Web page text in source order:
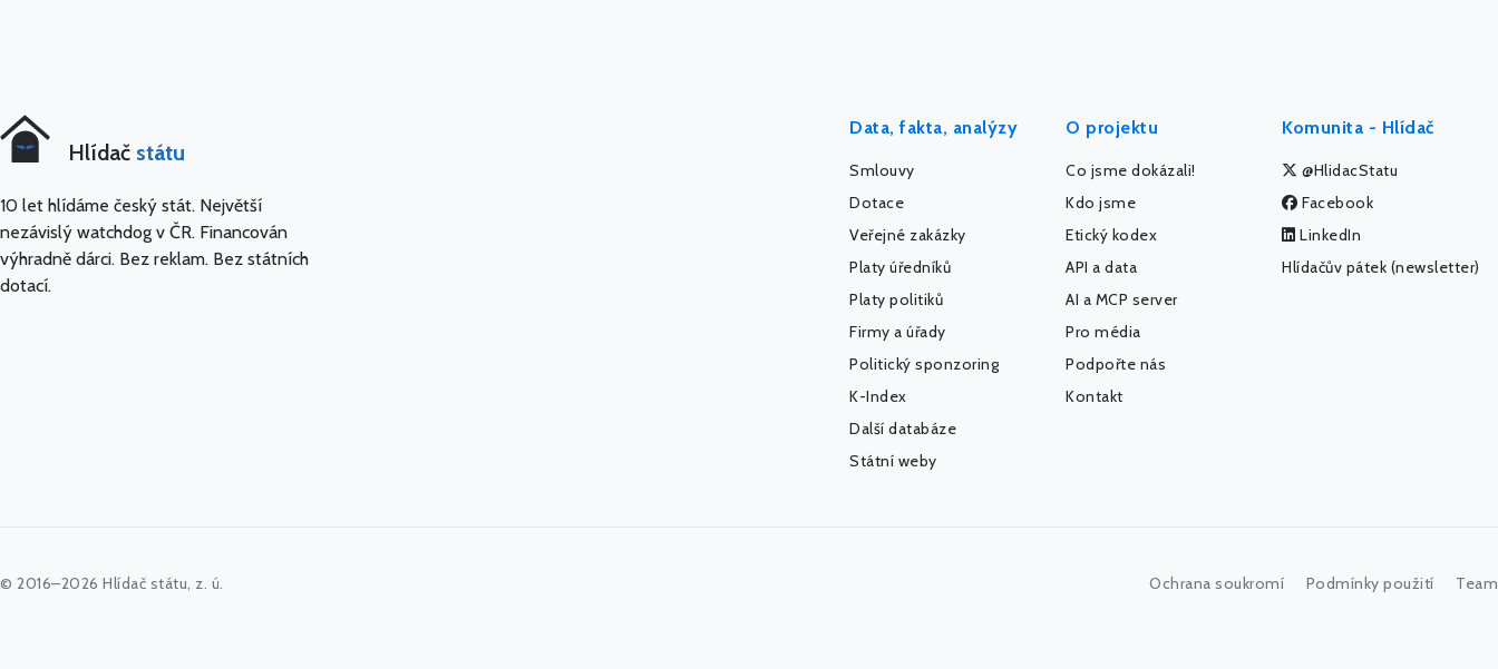
Hlídač státu
10 let hlídáme český stát. Největší
nezávislý watchdog v ČR. Financován
výhradně dárci. Bez reklam. Bez státních
dotací.
Data, fakta, analýzy
Smlouvy
Dotace
Veřejné zakázky
Platy úředníků
Platy politiků
Firmy a úřady
Politický sponzoring
K-Index
Další databáze
Státní weby
O projektu
Co jsme dokázali!
Kdo jsme
Etický kodex
API a data
AI a MCP server
Pro média
Podpořte nás
Kontakt
Komunita - Hlídač
@HlidacStatu
Facebook
LinkedIn
Hlídačův pátek (newsletter)
© 2016–2026 Hlídač státu, z. ú. Ochrana soukromí Podmínky použití Team